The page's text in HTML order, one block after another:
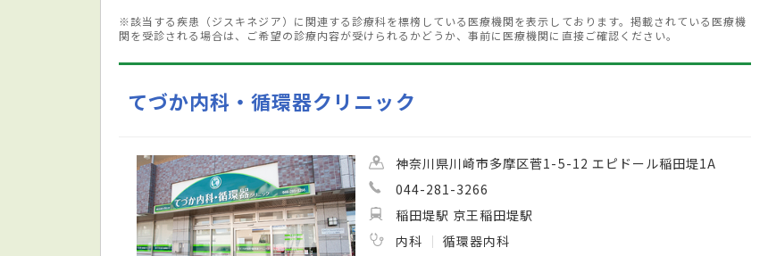
※該当する疾患（ジスキネジア）に関連する診療科を標榜している医療機関を表示しております。掲載されている医療機
関を受診される場合は、ご希望の診療内容が受けられるかどうか、事前に医療機関に直接ご確認ください。
てづか内科・循環器クリニック
神奈川県川崎市多摩区菅1-5-12 エピドール稲田堤1A
044-281-3266
稲田堤駅 京王稲田堤駅
内科
循環器内科